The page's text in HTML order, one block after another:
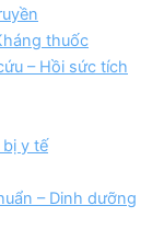
thuốc
– Hồi sức tích
y tế
– Dinh dưỡng